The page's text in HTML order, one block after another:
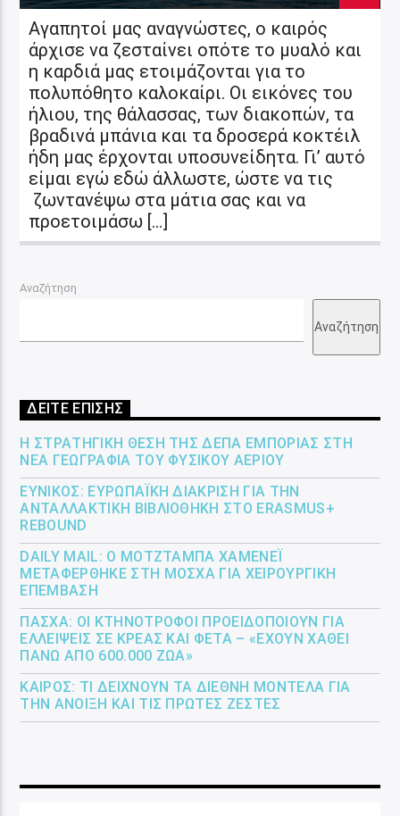
Αγαπητοί μας αναγνώστες, ο καιρός
άρχισε να ζεσταίνει οπότε το μυαλό και
η καρδιά μας ετοιμάζονται για το
πολυπόθητο καλοκαίρι. Οι εικόνες του
ήλιου, της θάλασσας, των διακοπών, τα
βραδινά μπάνια και τα δροσερά κοκτέιλ
ήδη μας έρχονται υποσυνείδητα. Γι’ αυτό
είμαι εγώ εδώ άλλωστε, ώστε να τις
ζωντανέψω στα μάτια σας και να
προετοιμάσω […]
Αναζήτηση
Αναζήτηση
ΔΕΙΤΕ ΕΠΙΣΗΣ
Η ΣΤΡΑΤΗΓΙΚΉ ΘΈΣΗ ΤΗΣ ΔΕΠΑ ΕΜΠΟΡΊΑΣ ΣΤΗ
ΝΈΑ ΓΕΩΓΡΑΦΊΑ ΤΟΥ ΦΥΣΙΚΟΎ ΑΕΡΊΟΥ
ΕΎΝΙΚΟΣ: ΕΥΡΩΠΑΪΚΉ ΔΙΆΚΡΙΣΗ ΓΙΑ ΤΗΝ
ΑΝΤΑΛΛΑΚΤΙΚΉ ΒΙΒΛΙΟΘΉΚΗ ΣΤΟ ERASMUS+
REBOUND
DAILY MAIL: Ο ΜΟΤΖΤΆΜΠΑ ΧΑΜΕΝΕΪ́
ΜΕΤΑΦΈΡΘΗΚΕ ΣΤΗ ΜΌΣΧΑ ΓΙΑ ΧΕΙΡΟΥΡΓΙΚΉ
ΕΠΈΜΒΑΣΗ
ΠΆΣΧΑ: ΟΙ ΚΤΗΝΟΤΡΌΦΟΙ ΠΡΟΕΙΔΟΠΟΙΟΎΝ ΓΙΑ
ΕΛΛΕΊΨΕΙΣ ΣΕ ΚΡΈΑΣ ΚΑΙ ΦΈΤΑ – «ΈΧΟΥΝ ΧΑΘΕΊ
ΠΆΝΩ ΑΠΌ 600.000 ΖΏΑ»
ΚΑΙΡΌΣ: ΤΙ ΔΕΊΧΝΟΥΝ ΤΑ ΔΙΕΘΝΉ ΜΟΝΤΈΛΑ ΓΙΑ
ΤΗΝ ΆΝΟΙΞΗ ΚΑΙ ΤΙΣ ΠΡΏΤΕΣ ΖΈΣΤΕΣ